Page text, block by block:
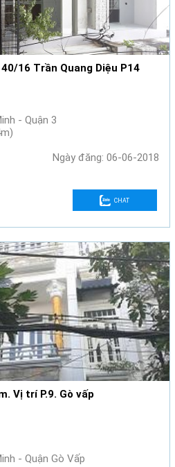
16 Trần Quang Diệu P14
- Quận 3
Ngày đăng: 06-06-2018
CHAT
Vị trí P.9. Gò vấp
- Quận Gò Vấp